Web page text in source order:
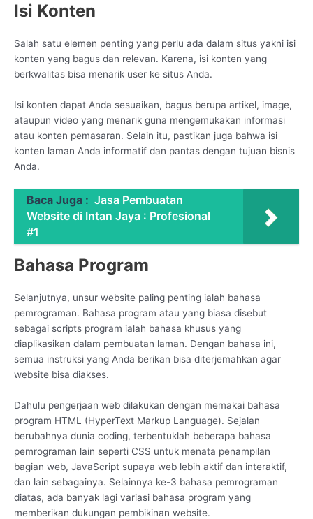
Isi Konten
Salah satu elemen penting yang perlu ada dalam situs yakni isi
konten yang bagus dan relevan. Karena, isi konten yang
berkwalitas bisa menarik user ke situs Anda.
Isi konten dapat Anda sesuaikan, bagus berupa artikel, image,
ataupun video yang menarik guna mengemukakan informasi
atau konten pemasaran. Selain itu, pastikan juga bahwa isi
konten laman Anda informatif dan pantas dengan tujuan bisnis
Anda.
Baca Juga : Jasa Pembuatan
Website di Intan Jaya : Profesional
#1
Bahasa Program
Selanjutnya, unsur website paling penting ialah bahasa
pemrograman. Bahasa program atau yang biasa disebut
sebagai scripts program ialah bahasa khusus yang
diaplikasikan dalam pembuatan laman. Dengan bahasa ini,
semua instruksi yang Anda berikan bisa diterjemahkan agar
website bisa diakses.
Dahulu pengerjaan web dilakukan dengan memakai bahasa
program HTML (HyperText Markup Language). Sejalan
berubahnya dunia coding, terbentuklah beberapa bahasa
pemrograman lain seperti CSS untuk menata penampilan
bagian web, JavaScript supaya web lebih aktif dan interaktif,
dan lain sebagainya. Selainnya ke-3 bahasa pemrograman
diatas, ada banyak lagi variasi bahasa program yang
memberikan dukungan pembikinan website.